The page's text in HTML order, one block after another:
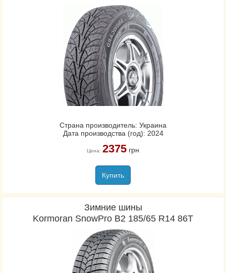
Страна производитель: Украина
Дата производства (год): 2024
Цена: 2375грн
Купить
Зимние шины
Kormoran SnowPro B2 185/65 R14 86T